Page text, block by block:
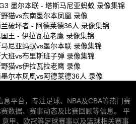
墨尔本联 - 塔斯马尼亚蚂蚁 录像集锦
猫vs东南墨尔本凤凰 录像
破坏者 - 阿德莱德36人 录像集锦
王 - 伊拉瓦拉老鹰 录像集锦
尼亚蚂蚁vs墨尔本联 录像集锦
班vs布里斯班子弹 录像集锦
猫vs伊拉瓦拉老鹰 录像
尔本凤凰vs阿德莱德36人 录像
平台，专注足球、NBA及CBA等热门赛
数据、赛事动态及比赛回顾等信息。 平
甲、欧冠等足球赛事以及篮球相关赛事